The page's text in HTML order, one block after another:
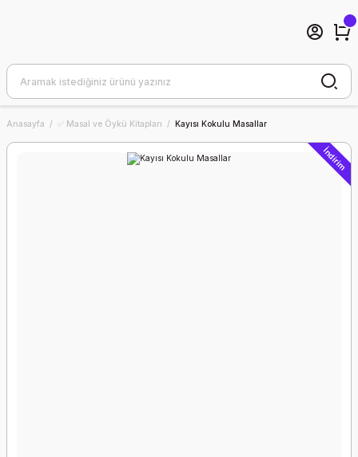
Anasayfa ✅ Masal ve Öykü Kitapları Kayısı Kokulu Masallar
İndirim